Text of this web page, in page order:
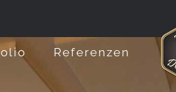
Referenzen